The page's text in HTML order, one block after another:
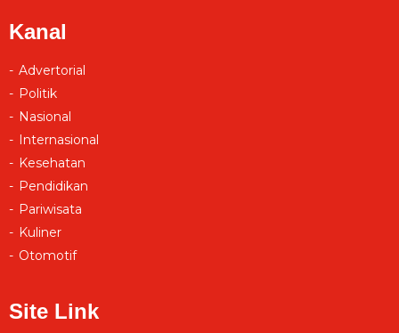
Kanal
Advertorial
Politik
Nasional
Internasional
Kesehatan
Pendidikan
Pariwisata
Kuliner
Otomotif
Site Link